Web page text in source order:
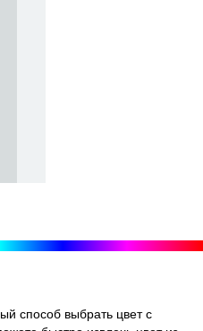
способ выбрать цвет с